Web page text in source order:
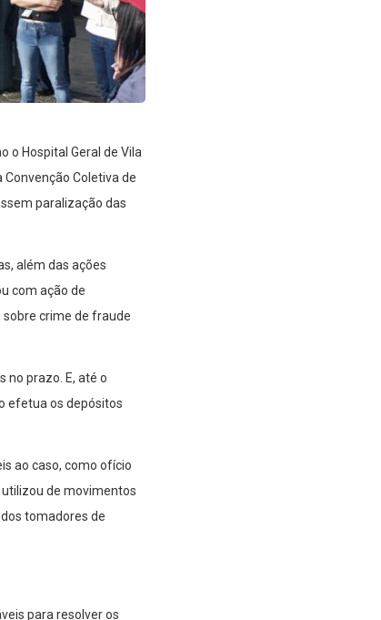
o Hospital Geral de Vila
Coletiva de
paralização das
além das ações
com ação de
crime de fraude
no prazo. E, até o
efetua os depósitos
ao caso, como ofício
de movimentos
tomadores de
para resolver os